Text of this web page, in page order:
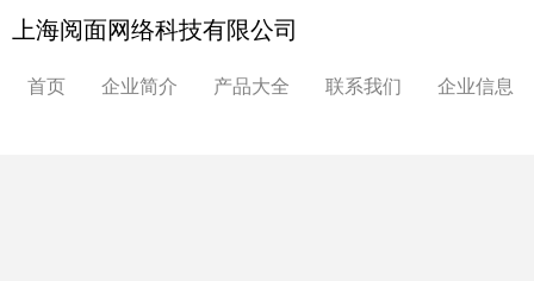
上海阅面网络科技有限公司
首页 企业简介 产品大全 联系我们 企业信息